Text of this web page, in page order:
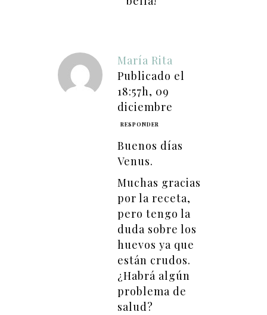
María Rita
Publicado el
18:57h, 09
diciembre
RESPONDER
Buenos días
Venus.
Muchas gracias
por la receta,
pero tengo la
duda sobre los
huevos ya que
están crudos.
¿Habrá algún
problema de
salud?